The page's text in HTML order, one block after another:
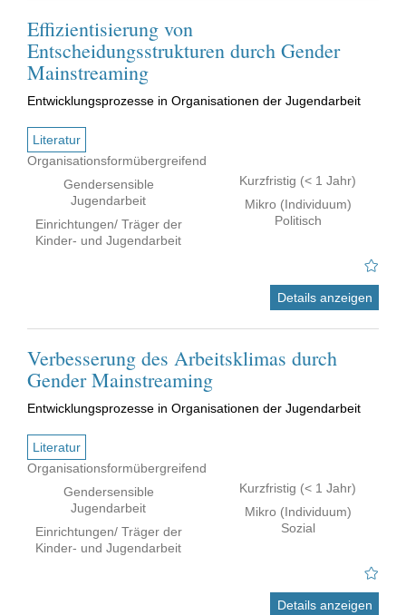
Effizientisierung von
Entscheidungsstrukturen durch Gender
Mainstreaming
Entwicklungsprozesse in Organisationen der Jugendarbeit
Literatur
Organisationsformübergreifend
Gendersensible
Jugendarbeit
Einrichtungen/ Träger der
Kinder- und Jugendarbeit
Kurzfristig (< 1 Jahr)
Mikro (Individuum)
Politisch
Details anzeigen
Verbesserung des Arbeitsklimas durch
Gender Mainstreaming
Entwicklungsprozesse in Organisationen der Jugendarbeit
Literatur
Organisationsformübergreifend
Gendersensible
Jugendarbeit
Einrichtungen/ Träger der
Kinder- und Jugendarbeit
Kurzfristig (< 1 Jahr)
Mikro (Individuum)
Sozial
Details anzeigen